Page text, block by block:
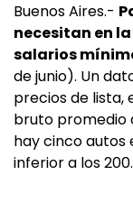
Buenos Aires.-
necesitan en
salarios
de junio). Un
precios de lista,
bruto promedio
hay cinco autos
inferior a los